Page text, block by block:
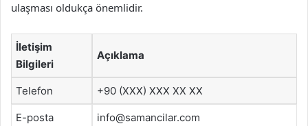
ulaşması oldukça önemlidir.
İletişim
Bilgileri
Açıklama
Telefon +90 (XXX) XXX XX XX
E-posta info@samancilar.com